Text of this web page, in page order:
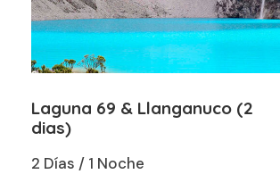
Laguna 69 & Llanganuco (2
dias)
2 Días / 1 Noche